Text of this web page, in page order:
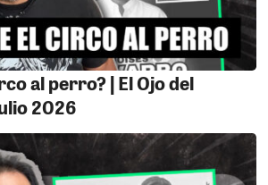
al perro? | El Ojo del
2026